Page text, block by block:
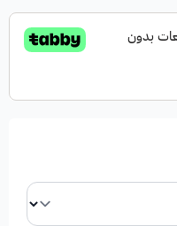
لكزس LS460 و LS600 (دفع